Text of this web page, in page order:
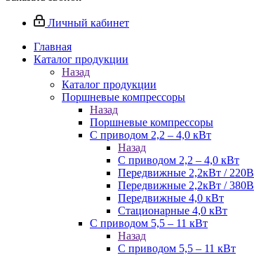
Личный кабинет
Главная
Каталог продукции
Назад
Каталог продукции
Поршневые компрессоры
Назад
Поршневые компрессоры
С приводом 2,2 – 4,0 кВт
Назад
С приводом 2,2 – 4,0 кВт
Передвижные 2,2кВт / 220В
Передвижные 2,2кВт / 380В
Передвижные 4,0 кВт
Стационарные 4,0 кВт
С приводом 5,5 – 11 кВт
Назад
С приводом 5,5 – 11 кВт